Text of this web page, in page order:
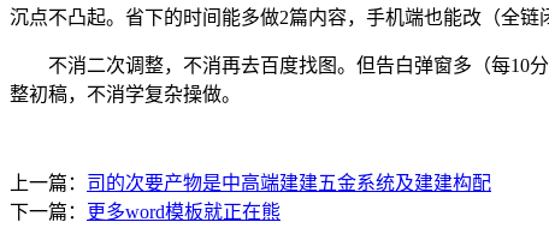
沉点不凸起。省下的时间能多做2篇内容，手机端也能改（全链
不消二次调整，不消再去百度找图。但告白弹窗多（每10分
整初稿，不消学复杂操做。
上一篇： 司的次要产物是中高端建建五金系统及建建构配
下一篇：
更多word模板就正在熊